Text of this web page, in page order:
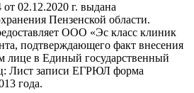
02.12.2020 г. выдана
Пензенской области.
ООО «Эс класс клиник
подтверждающего факт внесения
лице в Единый государственный
Лист записи ЕГРЮЛ форма
года.